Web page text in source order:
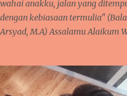
wahai anakku, jalan yang
dengan kebiasaan termulia"
Arsyad, M.A) Assalamu
Muhammad SAW sebagai
tentang 'taubat dan konsisten'